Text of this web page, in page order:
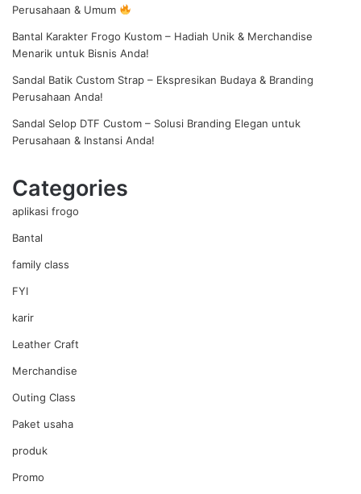
Perusahaan & Umum
Bantal Karakter Frogo Kustom – Hadiah Unik & Merchandise
Menarik untuk Bisnis Anda!
Sandal Batik Custom Strap – Ekspresikan Budaya & Branding
Perusahaan Anda!
Sandal Selop DTF Custom – Solusi Branding Elegan untuk
Perusahaan & Instansi Anda!
Categories
aplikasi frogo
Bantal
family class
FYI
karir
Leather Craft
Merchandise
Outing Class
Paket usaha
produk
Promo